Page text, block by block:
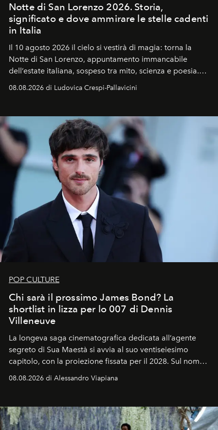
Notte di San Lorenzo 2026. Storia,
significato e dove ammirare le stelle cadenti
in Italia
Il 10 agosto 2026 il cielo si vestirà di magia: torna la
Notte di San Lorenzo, appuntamento immancabile
dell’estate italiana, sospeso tra mito, scienza e poesia.
celeste per seguire il passaggio delle
all’universo i desideri più segreti
08.08.2026 di Ludovica Crespi-Pallavicini
POP CULTURE
Chi sarà il prossimo James Bond? La
shortlist in lizza per lo 007 di Dennis
Villeneuve
La longeva saga cinematografica dedicata all’agente
segreto di Sua Maestà si avvia al suo ventiseiesimo
capitolo, con la proiezione fissata per il 2028. Sul nome
Craig, però, regna ancora il più assoluto riserbo.
08.08.2026 di Alessandro Viapiana